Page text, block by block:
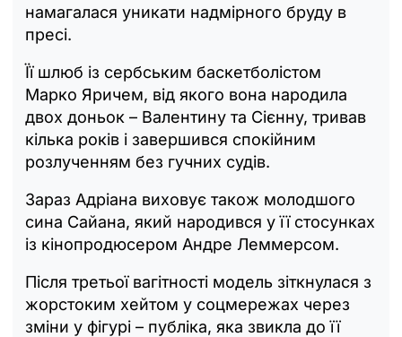
намагалася уникати надмірного бруду в
пресі.
Її шлюб із сербським баскетболістом
Марко Яричем, від якого вона народила
двох доньок – Валентину та Сієнну, тривав
кілька років і завершився спокійним
розлученням без гучних судів.
Зараз Адріана виховує також молодшого
сина Сайана, який народився у її стосунках
із кінопродюсером Андре Леммерсом.
Після третьої вагітності модель зіткнулася з
жорстоким хейтом у соцмережах через
зміни у фігурі – публіка, яка звикла до її